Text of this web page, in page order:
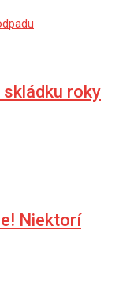
skládku roky
Niektorí